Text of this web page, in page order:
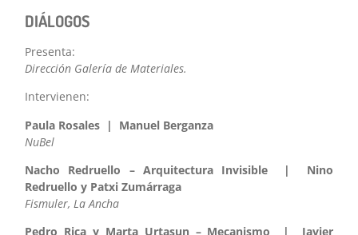
DIÁLOGOS
Presenta:
Dirección Galería de Materiales.
Intervienen:
Paula Rosales | Manuel Berganza
NuBel
Nacho Redruello – Arquitectura Invisible | Nino
Redruello y Patxi Zumárraga
Fismuler, La Ancha
Pedro Rica y Marta Urtasun – Mecanismo | Javier